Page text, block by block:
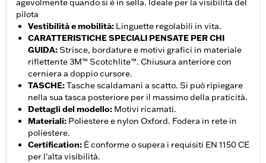
agevolmente quando si è in sella. Ideale per la visibilità del
pilota
Vestibilità e mobilità: Linguette regolabili in vita.
CARATTERISTICHE SPECIALI PENSATE PER CHI
GUIDA:Strisce, bordature e motivi grafici in materiale
riflettente 3M™ Scotchlite™. Chiusura anteriore con
cerniera a doppio cursore.
TASCHE:Tasche scaldamani a scatto. Si può ripiegare
nella sua tasca posteriore per il massimo della praticità.
Dettagli del modello: Motivi ricamati.
Materiali: Poliestere e nylon Oxford. Fodera in rete in
poliestere.
Certification: È conforme o supera i requisiti EN 1150 CE
per l'alta visibilità.